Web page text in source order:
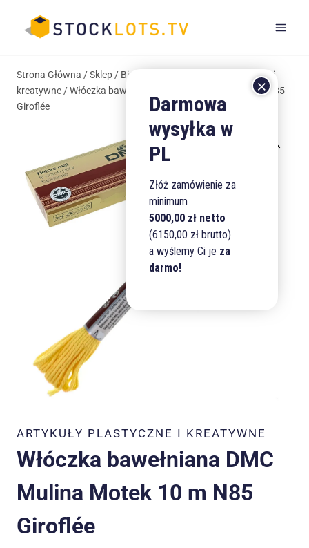
Strona Główna /Sklep/ Biuro i Szkoła
Artykuły plastyczne i
kreatywne/Włóczka bawełniana DMC Mulina Motek 10 m N85
Giroflée
ARTYKUŁY PLASTYCZNE I KREATYWNE
Włóczka bawełniana DMC
Mulina Motek 10 m N85
Giroflée
Złóż zamówienie za
minimum
5000,00 zł netto
(6150,00 zł brutto)
a wyślemy Ci je za
darmo!